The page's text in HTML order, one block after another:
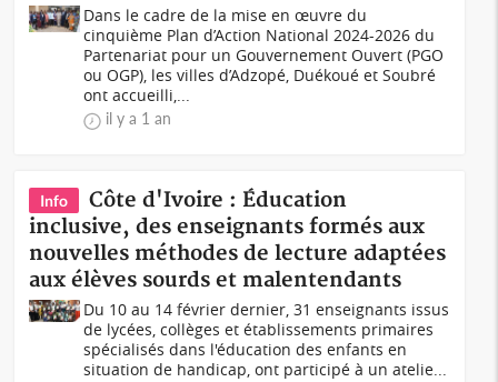
Dans le cadre de la mise en œuvre du
cinquième Plan d’Action National 2024-2026 du
Partenariat pour un Gouvernement Ouvert (PGO
ou OGP), les villes d’Adzopé, Duékoué et Soubré
ont accueilli,...
il y a 1 an
Info
Côte d'Ivoire : Éducation
inclusive, des enseignants formés aux
nouvelles méthodes de lecture adaptées
aux élèves sourds et malentendants
Du 10 au 14 février dernier, 31 enseignants issus
de lycées, collèges et établissements primaires
spécialisés dans l'éducation des enfants en
situation de handicap, ont participé à un atelie...